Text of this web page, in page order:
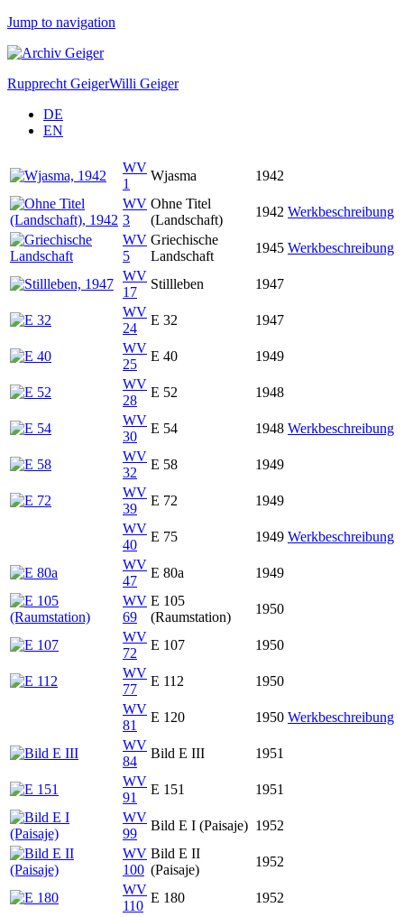
Jump to navigation
Rupprecht GeigerWilli Geiger
DE
EN
WV
1
Wjasma
1942
WV
3
Ohne Titel
(Landschaft)
1942 Werkbeschreibung
WV
5
Griechische
Landschaft
1945 Werkbeschreibung
WV
17
Stillleben
1947
WV
24
E 32
1947
WV
25
E 40
1949
WV
28
E 52
1948
WV
30
E 54 1948 Werkbeschreibung
WV
32
E 58
1949
WV
39
E 72
1949
WV
40
E 75 1949 Werkbeschreibung
WV
47
E 80a
1949
WV
69
E 105
(Raumstation)
1950
WV
72
E 107
1950
WV
77
E 112
1950
WV
81
E 120 1950 Werkbeschreibung
WV
84
Bild E III
1951
WV
91
E 151
1951
WV
99
Bild E I (Paisaje) 1952
WV
100
Bild E II
(Paisaje)
1952
WV
110
E 180 1952